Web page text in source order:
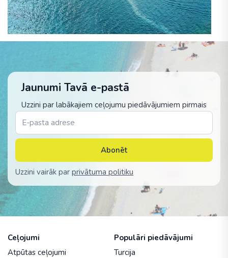
Jaunumi Tavā e-pastā
Uzzini par labākajiem ceļojumu piedāvājumiem pirmais
Abonēt
Uzzini vairāk par privātuma politiku
Ceļojumi
Atpūtas ceļojumi
Populāri piedāvājumi
Turcija